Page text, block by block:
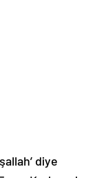
diye